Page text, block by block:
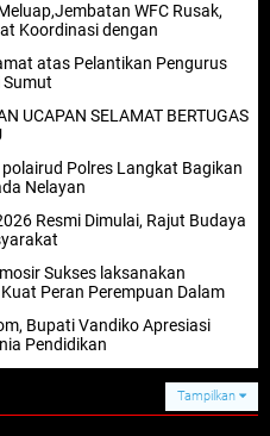
WFC Rusak,
Koordinasi dengan
atas Pelantikan Pengurus
Sumut
UCAPAN SELAMAT BERTUGAS
polairud Polres Langkat Bagikan
Nelayan
Resmi Dimulai, Rajut Budaya
Sukses laksanakan
Peran Perempuan Dalam
Bupati Vandiko Apresiasi
Pendidikan
Tampilkan